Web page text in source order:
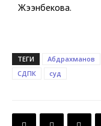
Жээнбекова.
ТЕГИ Абдрахманов
СДПК
суд